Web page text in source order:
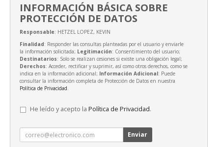
INFORMACIÓN BÁSICA SOBRE
PROTECCIÓN DE DATOS
Responsable: HETZEL LOPEZ, KEVIN
Finalidad: Responder las consultas planteadas por el usuario y enviarle
la información solicitada; Legitimación: Consentimiento del usuario;
Destinatarios: Solo se realizan cesiones si existe una obligación legal;
Derechos: Acceder, rectificar y suprimir, así como otros derechos, como se
indica en la información adicional; Información Adicional: Puede
consultar la información completa de Protección de Datos en nuestra
Política de Privacidad.
He leído y acepto la Política de Privacidad.
Enviar